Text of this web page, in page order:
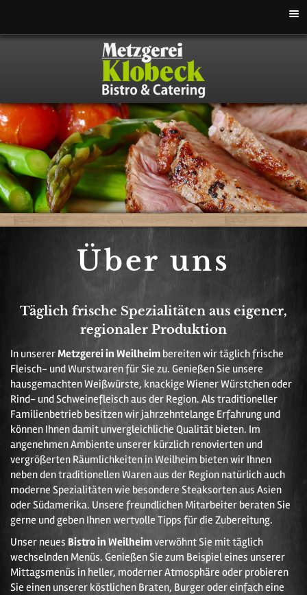
Über uns
Täglich frische Spezialitäten aus eigener,
regionaler Produktion
In unsererMetzgerei in Weilheim bereiten wir täglich frische
Fleisch- und Wurstwaren für Sie zu. Genießen Sie unsere
hausgemachten Weißwürste, knackige Wiener Würstchen oder
Rind- und Schweinefleisch aus der Region. Als traditioneller
Familienbetrieb besitzen wir jahrzehntelange Erfahrung und
können Ihnen damit unvergleichliche Qualität bieten. Im
angenehmen Ambiente unserer kürzlich renovierten und
vergrößerten Räumlichkeiten in Weilheim bieten wir Ihnen
neben den traditionellen Waren aus der Region natürlich auch
moderne Spezialitäten wie besondere Steaksorten aus Asien
oder Südamerika. Unsere freundlichen Mitarbeiter beraten Sie
gerne und geben Ihnen wertvolle Tipps für die Zubereitung.
Unser neues Bistro in Weilheimverwöhnt Sie mit täglich
wechselnden Menüs. Genießen Sie zum Beispiel eines unserer
Mittagsmenüs in heller, moderner Atmosphäre oder probieren
Sie einen unserer köstlichen Braten, Burger oder einfach eine